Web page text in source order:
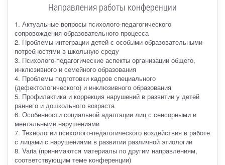
Направления работы конференции
1. Актуальные вопросы психолого-педагогического
сопровождения образовательного процесса
2. Проблемы интеграции детей с особыми образовательными
потребностями в школьную среду
3. Психолого-педагогические аспекты организации общего,
инклюзивного и семейного образования
4. Проблемы подготовки кадров специального
(дефектологического) и инклюзивного образования
5. Профилактика и коррекция нарушений в развитии у детей
раннего и дошкольного возраста
6. Особенности социальной адаптации лиц с сенсорными и
ментальными нарушениями
7. Технологии психолого-педагогического воздействия в работе
с лицами с нарушениями в развитии различной этиологии
8. Varia (принимаются материалы по другим направлениям,
соответствующим теме конференции)